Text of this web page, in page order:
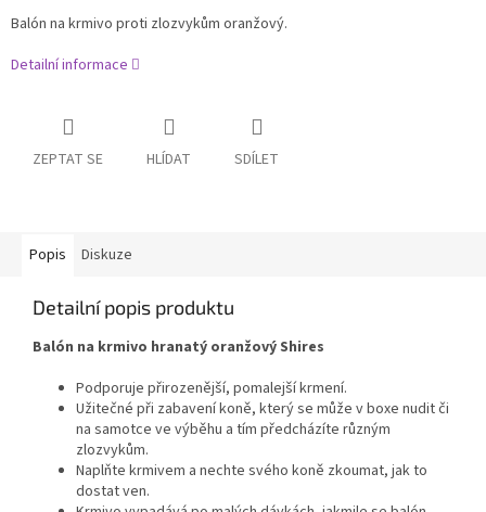
Balón na krmivo proti zlozvykům oranžový.
Detailní informace
ZEPTAT SE HLÍDAT SDÍLET
Popis Diskuze
Detailní popis produktu
Balón na krmivo hranatý oranžový Shires
Podporuje přirozenější, pomalejší krmení.
Užitečné při zabavení koně, který se může v boxe nudit či
na samotce ve výběhu a tím předcházíte různým
zlozvykům.
Naplňte krmivem a nechte svého koně zkoumat, jak to
dostat ven.